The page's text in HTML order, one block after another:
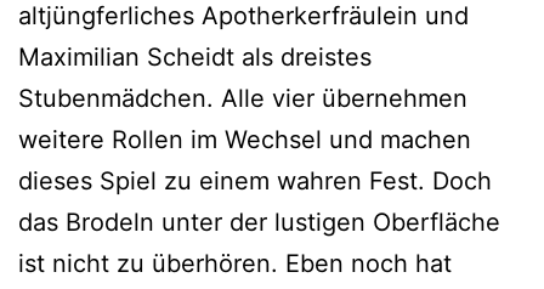
altjüngferliches Apotherkerfräulein und
Maximilian Scheidt als dreistes
Stubenmädchen. Alle vier übernehmen
weitere Rollen im Wechsel und machen
dieses Spiel zu einem wahren Fest. Doch
das Brodeln unter der lustigen Oberfläche
ist nicht zu überhören. Eben noch hat